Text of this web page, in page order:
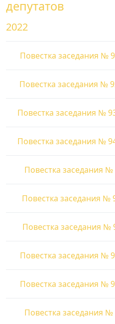
депутатов
2022
Повестка заседания №
Повестка заседания №
Повестка заседания №
Повестка заседания №
Повестка заседания
Повестка заседания №
Повестка заседания №
Повестка заседания №
Повестка заседания №
Повестка заседания